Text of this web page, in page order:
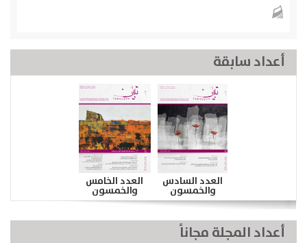
أعداد سابقة
العدد السادس
والخمسون
العدد الخامس
والخمسون
أعداد المجلة مجاناً